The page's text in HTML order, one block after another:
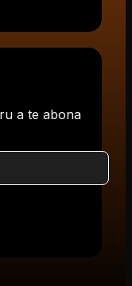
a te abona